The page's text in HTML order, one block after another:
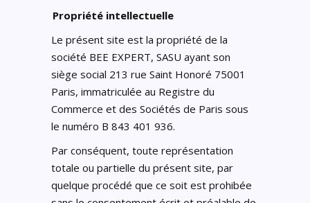
Propriété intellectuelle
Le présent site est la propriété de la
société BEE EXPERT, SASU ayant son
siège social 213 rue Saint Honoré 75001
Paris, immatriculée au Registre du
Commerce et des Sociétés de Paris sous
le numéro B 843 401 936.
Par conséquent, toute représentation
totale ou partielle du présent site, par
quelque procédé que ce soit est prohibée